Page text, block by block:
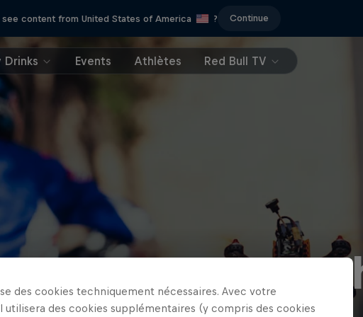
see content from United States of America ? Continue
Drinks Events Athlètes Red Bull TV
une rencontre
des cookies techniquement nécessaires. Avec votre
utilisera des cookies supplémentaires (y compris des cookies